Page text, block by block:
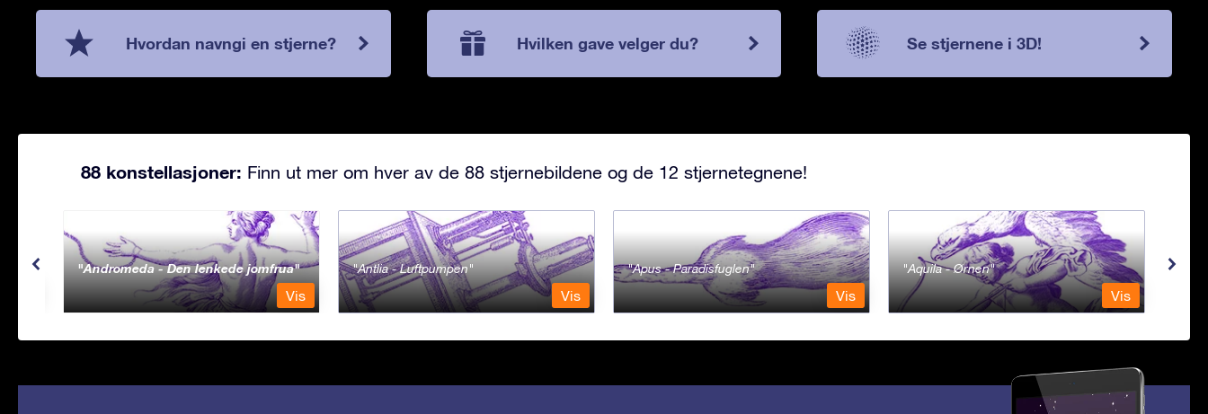
Hvordan navngi en stjerne? Hvilken gave velger du? Se stjernene i 3D!
88 konstellasjoner: Finn ut mer om hver av de 88 stjernebildene og de 12 stjernetegnene!
Andromeda - Den lenkede jomfrua
Vis
Antlia - Luftpumpen
Vis
Apus - Paradisfuglen
Vis
Aquila - Ørnen
Vis